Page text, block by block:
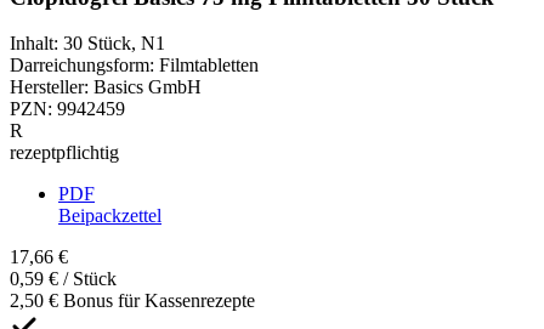
Inhalt: 30 Stück, N1
Darreichungsform: Filmtabletten
Hersteller: Basics GmbH
PZN: 9942459
R
rezeptpflichtig
PDF
Beipackzettel
17,66 €
0,59 € / Stück
2,50 € Bonus für Kassenrezepte